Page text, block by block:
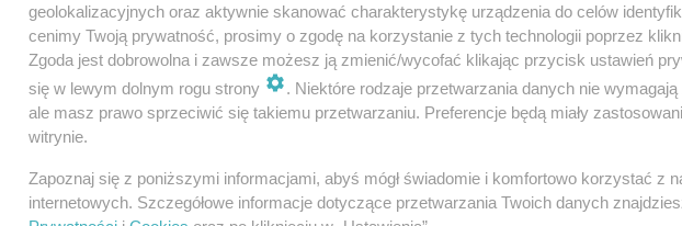
geolokalizacyjnych oraz aktywnie skanować charakterystykę urządzenia do celów
cenimy Twoją prywatność, prosimy o zgodę na korzystanie z tych technologii poprzez
Zgoda jest dobrowolna i zawsze możesz ją zmienić/wycofać klikając przycisk ustawień
się w lewym dolnym rogu strony
. Niektóre rodzaje przetwarzania danych nie
ale masz prawo sprzeciwić się takiemu przetwarzaniu. Preferencje będą miały
witrynie.
Zapoznaj się z poniższymi informacjami, abyś mógł świadomie i komfortowo korzystać z
internetowych. Szczegółowe informacje dotyczące przetwarzania Twoich danych